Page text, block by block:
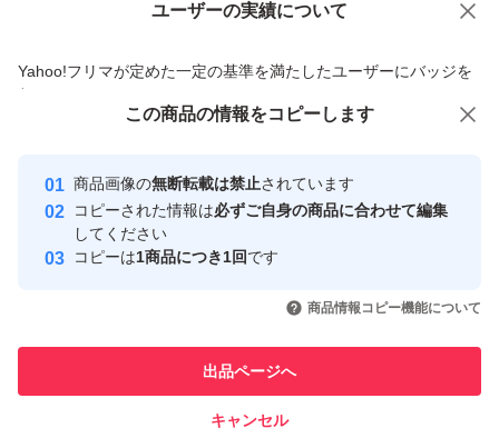
過度なクレームはお控え下さいませ。
もし、商品や対応に不備等ありましたら、必ず評価前にメ
ーセージを下さい。
#黒にんにく
#黒ニンニク
#白ニンニク
ユーザーの実績について
Yahoo!フリマが定めた一定の基準を満たしたユーザーにバッジを
付与しています
安心取引出品者
心・安全なユーザーです
取引実績
引を完了させた実績があります
での取引実績があります
価格の相談 商品への質問
この商品の情報をコピーします
商品画像の無断転載は禁止されています
コピーされた情報は必ずご自身の商品に合わせて編集
してください
コピーは1商品につき1回です
商品情報コピー機能について
出品ページへ
キャンセル
この商品をみている人にオススメ